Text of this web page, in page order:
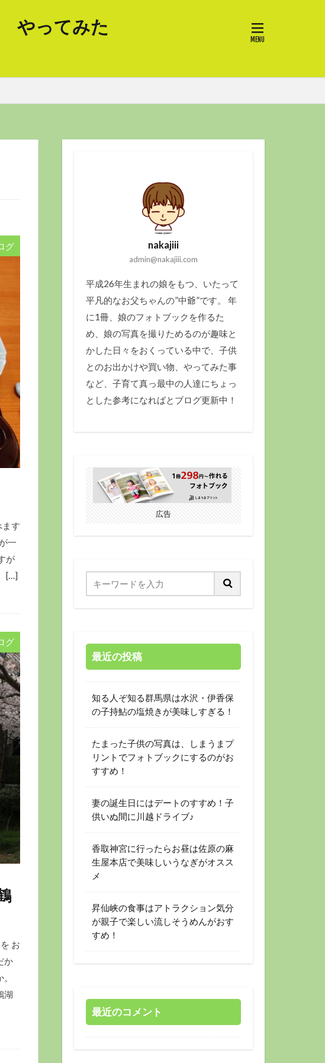
やってみた
グ
ます
一
が
[…]
グ
お
か
湖
nakajiii
admin@nakajiii.com
平成26年生まれの娘をもつ、いたって
平凡的なお父ちゃんの”中爺”です。 年
に1冊、娘のフォトブックを作るた
め、娘の写真を撮りためるのが趣味と
かした日々をおくっている中で、子供
とのお出かけや買い物、やってみた事
など、子育て真っ最中の人達にちょっ
とした参考になればとブログ更新中！
広告
最近の投稿
知る人ぞ知る群馬県は水沢・伊香保
の子持鮎の塩焼きが美味しすぎる！
たまった子供の写真は、しまうまプ
リントでフォトブックにするのがお
すすめ！
妻の誕生日にはデートのすすめ！子
供いぬ間に川越ドライブ♪
香取神宮に行ったらお昼は佐原の麻
生屋本店で美味しいうなぎがオスス
メ
昇仙峡の食事はアトラクション気分
が親子で楽しい流しそうめんがおす
すめ！
最近のコメント